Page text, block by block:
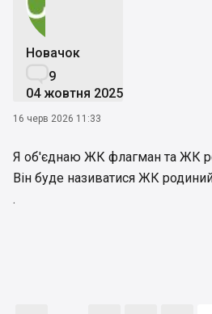
Новачок
9
04 жовтня 2025
16 черв 2026 11:33
Я об'єднаю ЖК флагман та ЖК
Він буде називатися ЖК
.